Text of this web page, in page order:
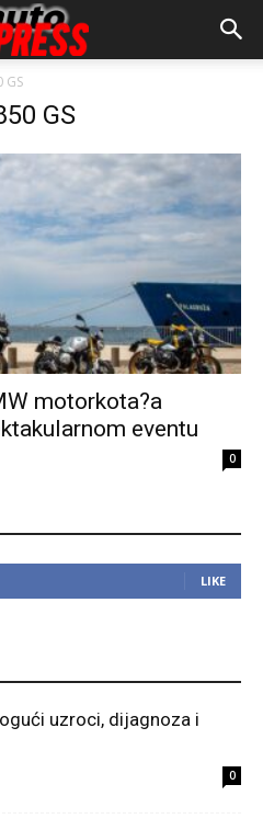
GS
GS
motorkota?a
eventu
0
LIKE
uzroci, dijagnoza i
0